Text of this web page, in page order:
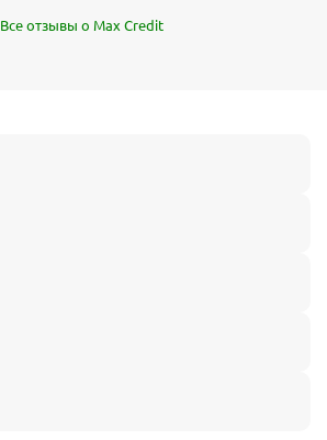
Все отзывы о Max Credit